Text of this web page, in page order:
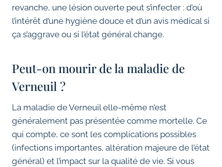
revanche, une lésion ouverte peut s’infecter : d’où
l’intérêt d’une hygiène douce et d’un avis médical si
ça s’aggrave ou si l’état général change.
Peut-on mourir de la maladie de
Verneuil ?
La maladie de Verneuil elle-même n’est
généralement pas présentée comme mortelle. Ce
qui compte, ce sont les complications possibles
(infections importantes, altération majeure de l’état
général) et l’impact sur la qualité de vie. Si vous